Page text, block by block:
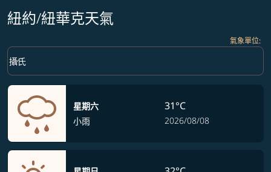
紐約/紐華克天氣
氣象單位:
Weather unit option 攝氏 Selected
攝氏
keyboard_arrow_down
星期六
小雨
31°C
2026/08/08